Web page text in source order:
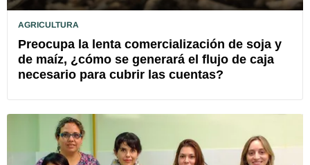
AGRICULTURA
Preocupa la lenta comercialización de soja y
de maíz, ¿cómo se generará el flujo de caja
necesario para cubrir las cuentas?